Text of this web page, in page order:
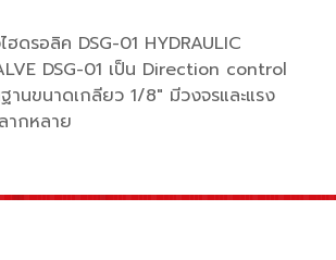
ดรอลิค DSG-01 HYDRAULIC
DSG-01 เป็น Direction control
านขนาดเกลียว 1/8″ มีวงจรและแรง
ากหลาย